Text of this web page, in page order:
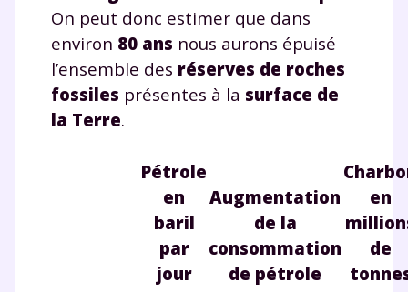
On peut donc estimer que dans
environ 80 ans nous aurons épuisé
l’ensemble des réserves de roches
fossiles présentes à la surface de
la Terre.
Pétrole
en
baril
par
jour
Augmentation
de la
consommation
de pétrole
en
de